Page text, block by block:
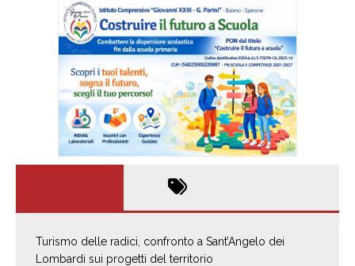
Turismo delle radici, confronto a Sant’Angelo dei
Lombardi sui progetti del territorio